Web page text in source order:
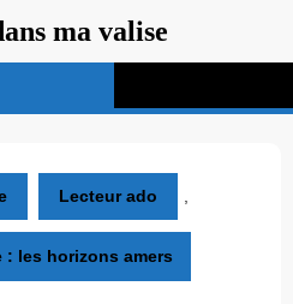
ma valise
Lecteur ado
: les horizons amers